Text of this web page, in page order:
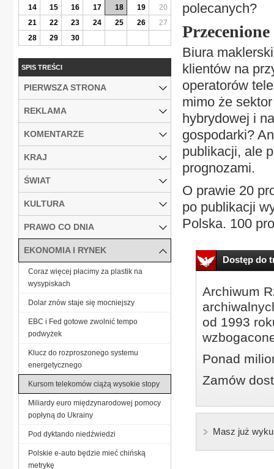
polecanych?
Biura
klientów na
operatorów
mimo że
hybrydowej i
gospodarki?
publikacji, ale
prognozami.
O prawie 20
po publikacji
Polska. 100
Dostęp do
Archiwum
od 1993
Ponad
Zamów
Masz już
14
15 16 17 18 19
20
21
22 23 24 25 26
27
28
29 30
SPIS TREŚCI
PIERWSZA STRONA
REKLAMA
KOMENTARZE
KRAJ
ŚWIAT
KULTURA
PRAWO CO DNIA
EKONOMIA I RYNEK
Coraz więcej płacimy za plastik na
wysypiskach
Dolar znów staje się mocniejszy
EBC i Fed gotowe zwolnić tempo
podwyżek
Klucz do rozproszonego systemu
energetycznego
Kursom telekomów ciążą wysokie stopy
Miliardy euro międzynarodowej pomocy
popłyną do Ukrainy
Pod dyktando niedźwiedzi
Polskie e-auto będzie mieć chińską
metrykę